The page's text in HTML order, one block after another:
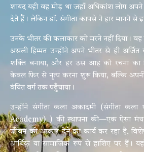
शायद यही वह मोड़ था जहाँ अधिकांश लोग अपने
देते हैं। लेकिन डॉ. संगीता कापसे ने हार मानने से
उनके भीतर की कलाकार को मरने नहीं दिया। वह
असली हिम्मत उन्होंने अपने भीतर से ही अर्जित
शक्ति बनाया, और हर उस आह को रचना का
केवल फिर से नृत्य करना शुरू किया, बल्कि
वंचित वर्ग तक पहुँचाया।
उन्होंने संगीता कला अकादमी (संगीता
Academy) ) की स्थापना की—एक ऐसा
जीवन को आकार देने का कार्य कर रहा है,
आर्थिक या सामाजिक रूप से हाशिए पर हैं।